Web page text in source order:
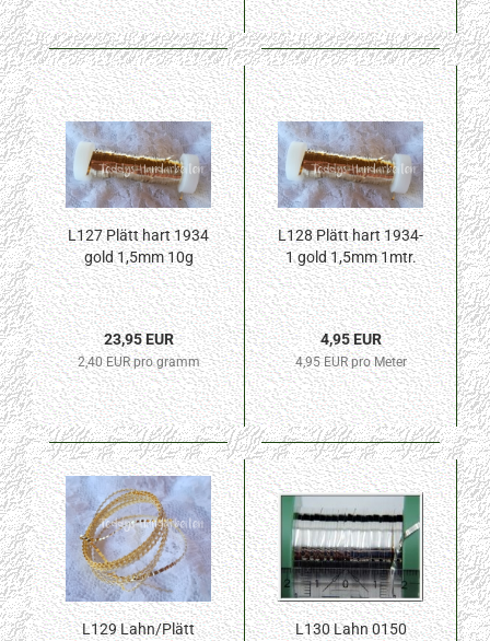
L127 Plätt hart 1934
gold 1,5mm 10g
23,95 EUR
2,40 EUR pro gramm
L128 Plätt hart 1934-
1 gold 1,5mm 1mtr.
4,95 EUR
4,95 EUR pro Meter
L129 Lahn/Plätt
L130 Lahn 0150